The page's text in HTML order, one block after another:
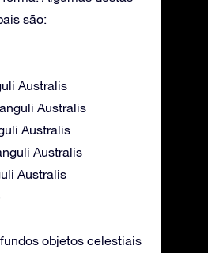
são:
Australis
Australis
Australis
Australis
Australis
objetos celestiais